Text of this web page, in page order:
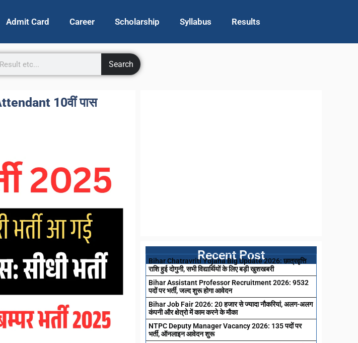
Admit Card Career Scholarship Syllabus Results
Search
10वीं पास
Recent Post
Bihar Chatravriti Yojana Big Update 2026: छात्रवृत्ति
राशि हुई दोगुनी, सभी विद्यार्थियों के लिए बड़ी खुशखबरी
Bihar Assistant Professor Recruitment 2026: 9532
पदों पर भर्ती, जल्द शुरू होगा आवेदन
Bihar Job Fair 2026: 20 हजार से ज्यादा नौकरियां, अलग-अलग
कंपनी और क्षेत्रो में काम करने के मौका
NTPC Deputy Manager Vacancy 2026: 135 पदों पर
भर्ती, ऑनलाइन आवेदन शुरू